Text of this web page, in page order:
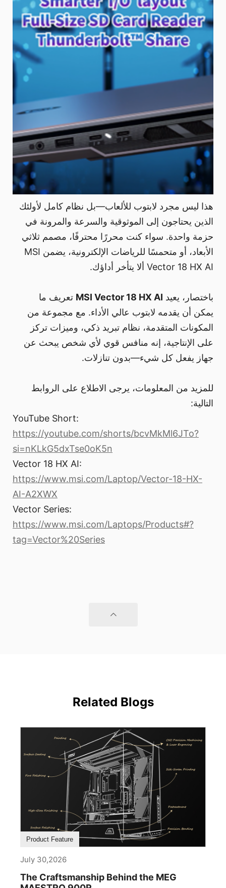
هذا ليس مجرد لابتوب للألعاب—بل نظام كامل لأولئك
الذين يحتاجون إلى الموثوقية والسرعة والمرونة في
حزمة واحدة. سواء كنت محررًا محترفًا، مصمم ثلاثي
الأبعاد، أو متحمسًا للرياضات الإلكترونية، يضمن MSI
Vector 18 HX AI ألا يتأخر أداؤك.
باختصار، يعيد MSI Vector 18 HX AI تعريف ما
يمكن أن يقدمه لابتوب عالي الأداء. مع مجموعة من
المكونات المتقدمة، نظام تبريد ذكي، وميزات تركز
على الإنتاجية، إنه منافس قوي لأي شخص يبحث عن
جهاز يفعل كل شيء—بدون تنازلات.
للمزيد من المعلومات، يرجى الاطلاع على الروابط
التالية:
YouTube Short:
https://youtube.com/shorts/bcvMkMl6JTo?
si=nKLkG5dxTse0oK5n
Vector 18 HX AI:
https://www.msi.com/Laptop/Vector-18-HX-
AI-A2XWX
Vector Series:
https://www.msi.com/Laptops/Products#?
tag=Vector%20Series
Related Blogs
Product Feature
July 30,2026
The Craftsmanship Behind the MEG